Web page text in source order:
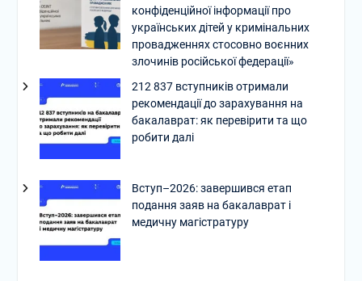
конфіденційної інформації про
українських дітей у кримінальних
провадженнях стосовно воєнних
злочинів російської федерації»
212 837 вступників отримали
рекомендації до зарахування на
бакалаврат: як перевірити та що
робити далі
Вступ–2026: завершився етап
подання заяв на бакалаврат і
медичну магістратуру